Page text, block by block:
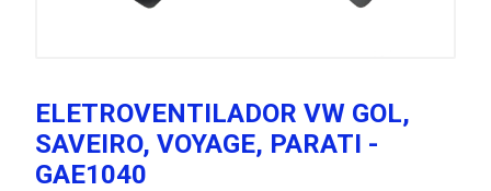
ELETROVENTILADOR VW GOL,
SAVEIRO, VOYAGE, PARATI -
GAE1040